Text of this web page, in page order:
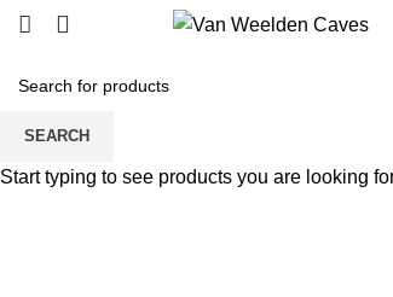
SEARCH
Start typing to see products you are looking